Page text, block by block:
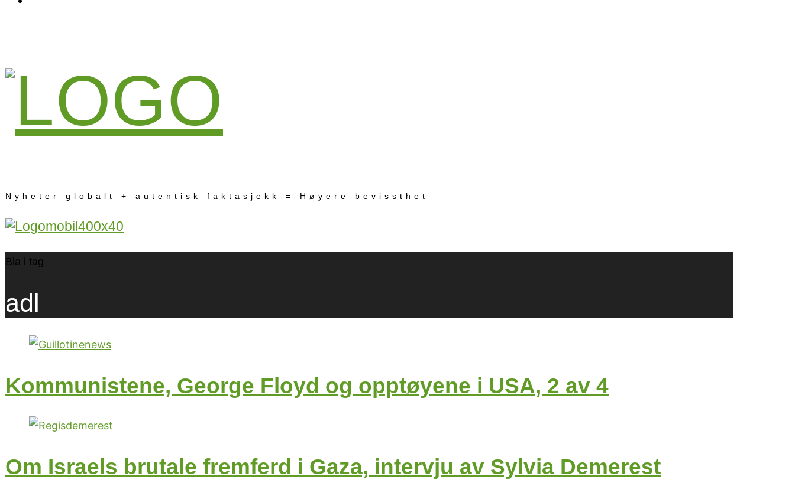
Nyheter globalt + autentisk faktasjekk = Høyere bevissthet
Bla i tag
adl
Kommunistene, George Floyd og opptøyene i USA, 2 av 4
Om Israels brutale fremferd i Gaza, intervju av Sylvia Demerest